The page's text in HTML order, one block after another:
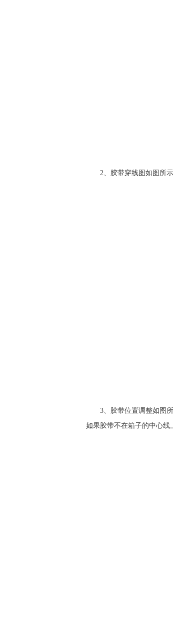
2、胶带穿线图如图所示
3、胶带位置调整如图所
如果胶带不在箱子的中心线